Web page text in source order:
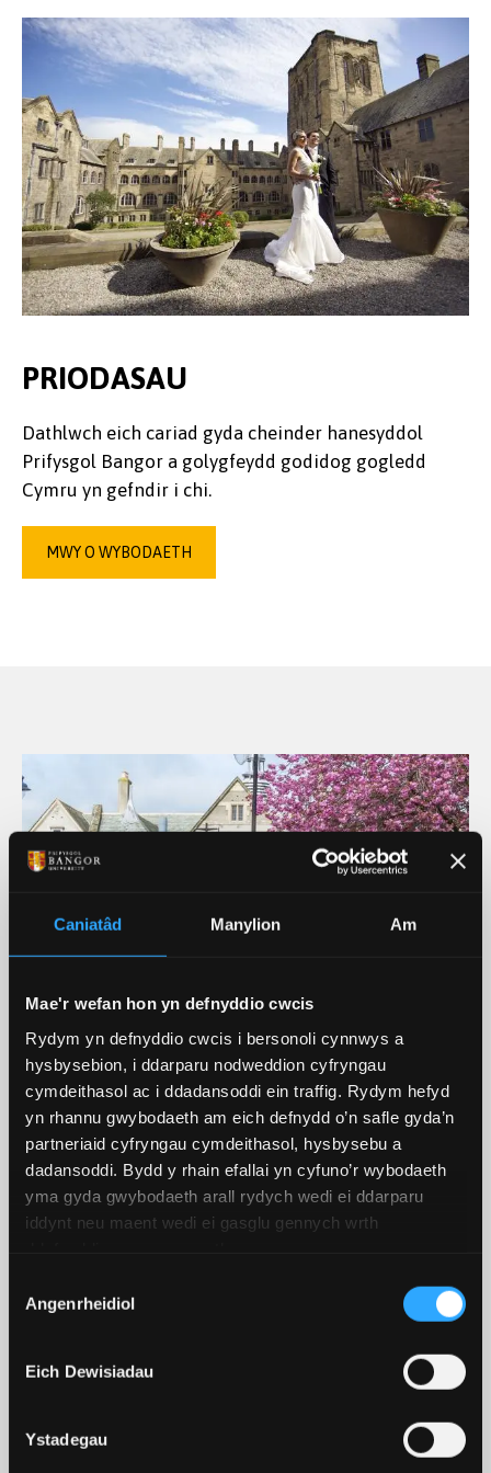
Caniatâd Manylion Am
Mae'r wefan hon yn defnyddio cwcis
Rydym yn defnyddio cwcis i bersonoli cynnwys a
hysbysebion, i ddarparu nodweddion cyfryngau
cymdeithasol ac i ddadansoddi ein traffig. Rydym hefyd
yn rhannu gwybodaeth am eich defnydd o’n safle gyda’n
partneriaid cyfryngau cymdeithasol, hysbysebu a
dadansoddi. Bydd y rhain efallai yn cyfuno’r wybodaeth
yma gyda gwybodaeth arall rydych wedi ei ddarparu
iddynt neu maent wedi ei gasglu gennych wrth
Caniatâd
Angenrheidiol
Eich Dewisiadau
Ystadegau
PRIODASAU
Dathlwch eich cariad gyda cheinder hanesyddol
Prifysgol Bangor a golygfeydd godidog gogledd
Cymru yn gefndir i chi.
MWY O WYBODAETH
CYNADLEDDAU,
DIGWYDDIADAU A LLOGI
YSTAFELLOEDD
cynhadledd neu ddigwyddiad corfforaethol. Mae
ein tîm arlwyo a digwyddiadau mewnol yn cynnig
pecynnau pwrpasol sy’n addas i bawb - o ginio